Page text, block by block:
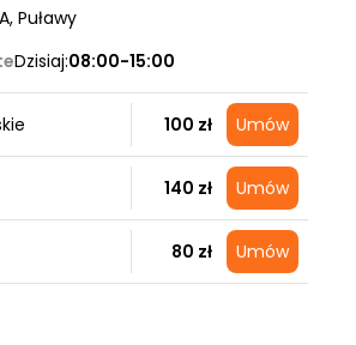
, Puławy
Dzisiaj:08:00-15:00
100 zł Umów
140 zł Umów
80 zł Umów